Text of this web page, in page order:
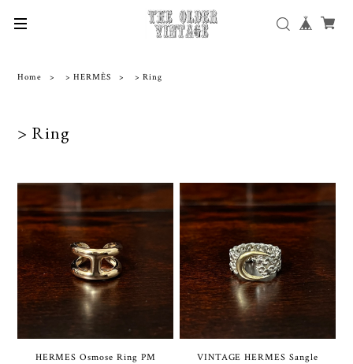
Home > HERMÈS > Ring
> Ring
HERMES Osmose Ring PM
VINTAGE HERMES Sangle